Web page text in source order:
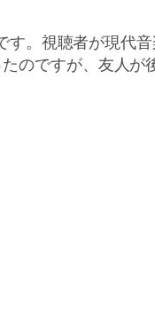
す。視聴者が現代
のですが、友人が